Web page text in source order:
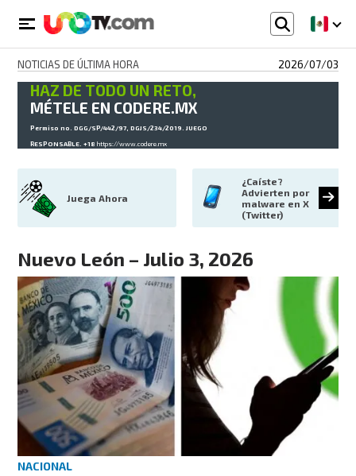
NOTICIAS DE ÚLTIMA HORA 2026/07/03
HAZ DE TODO UN RETO,
MÉTELE EN CODERE.MX
Permiso no. DGG/SP/442/97, DGJS/234/2019. JUEGO
RESPONSABLE. +18https://www.codere.mx
Juega Ahora
¿Caíste?
Advierten por
malware en X
(Twitter)
Nuevo León – Julio 3, 2026
NACIONAL